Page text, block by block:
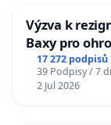
Výzva k
Baxy pro
17 272 podpisů
39 Podpisy / 7
2 Jul 2026